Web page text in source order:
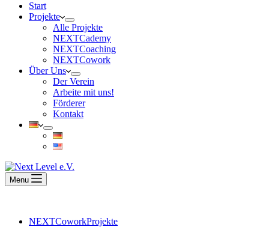
Start
Projekte
Alle Projekte
NEXTCademy
NEXTCoaching
NEXTCowork
Über Uns
Der Verein
Arbeite mit uns!
Förderer
Kontakt
Menu
NEXTCoworkProjekte